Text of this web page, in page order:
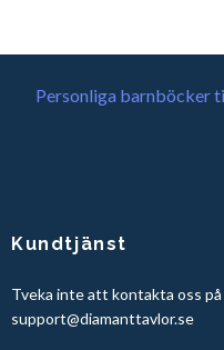
Personliga barnböcker
Kundtjänst
Tveka inte att kontakta oss på
support@diamanttavlor.se